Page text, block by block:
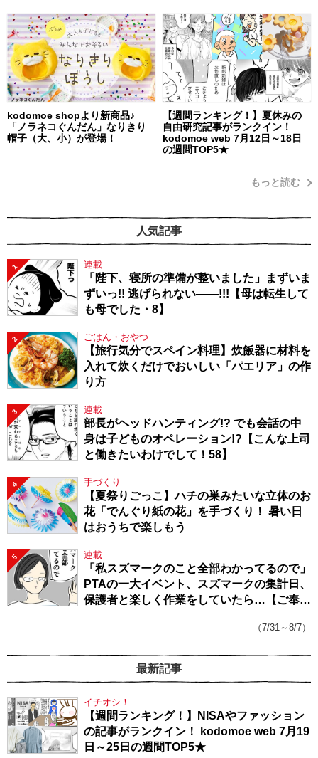
kodomoe shopより新商品♪
「ノラネコぐんだん」なりきり
帽子（大、小）が登場！
【週間ランキング！】夏休みの
自由研究記事がランクイン！
kodomoe web 7月12日～18日
の週間TOP5★
もっと読む
人気記事
1 連載
「陛下、寝所の準備が整いました」まずいま
ずいっ!! 逃げられない――!!!【母は転生して
も母でした・8】
2 ごはん・おやつ
【旅行気分でスペイン料理】炊飯器に材料を
入れて炊くだけでおいしい「パエリア」の作
り方
3 連載
部長がヘッドハンティング!? でも会話の中
身は子どものオペレーション!?【こんな上司
と働きたいわけでして！58】
4 手づくり
【夏祭りごっこ】ハチの巣みたいな立体のお
花「でんぐり紙の花」を手づくり！ 暑い日
はおうちで楽しもう
5 連載
「私スズマークのこと全部わかってるので」
PTAの一大イベント、スズマークの集計日、
保護者と楽しく作業をしていたら…【ご奉仕
（7/31～8/7）
最新記事
イチオシ！
【週間ランキング！】NISAやファッション
の記事がランクイン！ kodomoe web 7月19
日～25日の週間TOP5★